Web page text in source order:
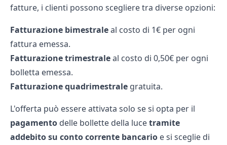
fatture, i clienti possono scegliere tra diverse opzioni:
Fatturazione bimestraleal costo di 1€ per ogni
fattura emessa.
Fatturazione trimestraleal costo di 0,50€ per ogni
bolletta emessa.
Fatturazione quadrimestrale gratuita.
L'offerta può essere attivata solo se si opta per il
pagamento delle bollette della lucetramite
addebito su conto corrente bancario e si sceglie di